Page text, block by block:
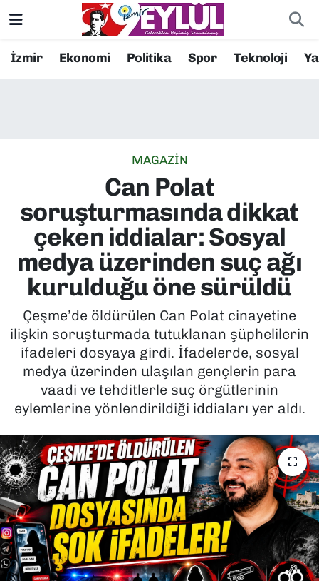
İzmir Ekonomi Politika Spor Teknoloji
MAGAZİN
Can Polat
soruşturmasında dikkat
çeken iddialar: Sosyal
medya üzerinden suç ağı
kurulduğu öne sürüldü
Çeşme’de öldürülen Can Polat cinayetine
ilişkin soruşturmada tutuklanan şüphelilerin
ifadeleri dosyaya girdi. İfadelerde, sosyal
medya üzerinden ulaşılan gençlerin para
vaadi ve tehditlerle suç örgütlerinin
eylemlerine yönlendirildiği iddiaları yer aldı.
Resmi İlanlar
EKONOMİ
KÜLTÜR SANAT
MAGAZİN
POLİTİKA
SAĞLIK
SPOR
TEKNOLOJİ
YAŞAM
YEREL YÖNETİMLER
Konak Nöbetçi Eczaneler
Süper Lig Puan Durumu ve Fikstür
Tüm Manşetler
Son Dakika Haberleri
Haber Arşivi